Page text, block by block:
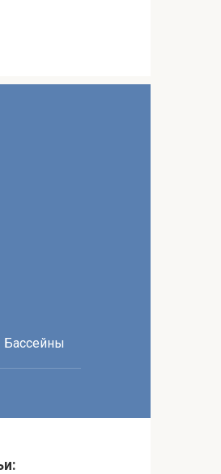
Бассейны